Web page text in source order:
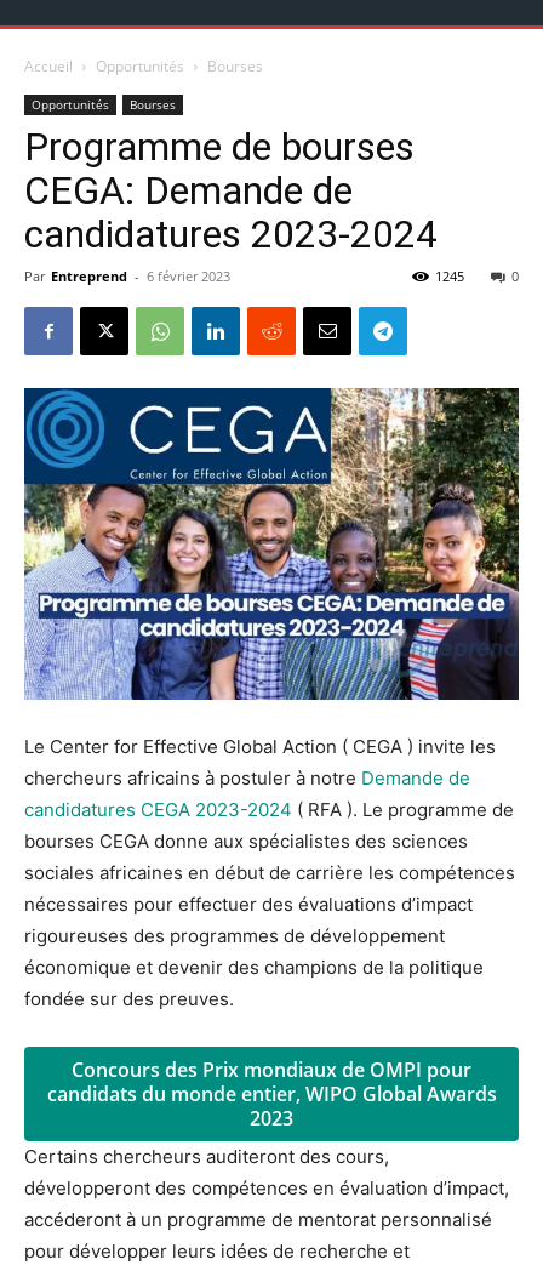
Accueil Opportunités Bourses
Opportunités Bourses
Programme de bourses
CEGA: Demande de
candidatures 2023-2024
Par Entreprend - 6 février 2023 0
1245
Le Center for Effective Global Action ( CEGA ) invite les
chercheurs africains à postuler à notre Demande de
candidatures CEGA 2023-2024 ( RFA ). Le programme de
bourses CEGA donne aux spécialistes des sciences
sociales africaines en début de carrière les compétences
nécessaires pour effectuer des évaluations d’impact
rigoureuses des programmes de développement
économique et devenir des champions de la politique
fondée sur des preuves.
Concours des Prix mondiaux de OMPI pour
candidats du monde entier, WIPO Global Awards
2023
Certains chercheurs auditeront des cours,
développeront des compétences en évaluation d’impact,
accéderont à un programme de mentorat personnalisé
pour développer leurs idées de recherche et